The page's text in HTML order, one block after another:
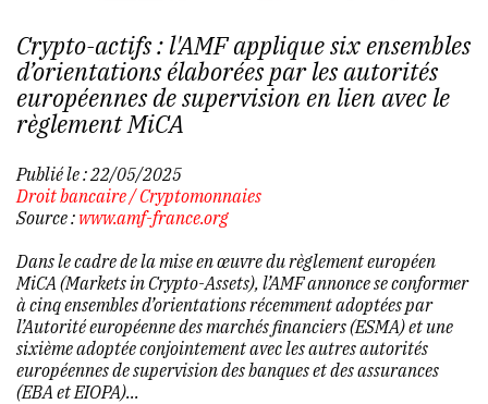
Crypto-actifs : l'AMF applique six ensembles
d’orientations élaborées par les autorités
européennes de supervision en lien avec le
règlement MiCA
Publié le :22/05/2025
Droit bancaire/Cryptomonnaies
Source : www.amf-france.org
Dans le cadre de la mise en œuvre du règlement européen
MiCA (Markets in Crypto-Assets), l’AMF annonce se conformer
à cinq ensembles d’orientations récemment adoptées par
l’Autorité européenne des marchés financiers (ESMA) et une
sixième adoptée conjointement avec les autres autorités
européennes de supervision des banques et des assurances
(EBA et EIOPA)...